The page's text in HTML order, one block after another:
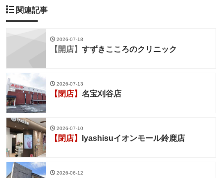
関連記事
2026-07-18
【開店】 すずきこころのクリニック
2026-07-13
【閉店】 名宝刈谷店
2026-07-10
【閉店】 Iyashisuイオンモール鈴鹿店
2026-06-12